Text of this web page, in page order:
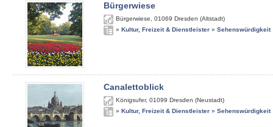
Bürgerwiese
Bürgerwiese 01069 Dresden (Altstadt)
» Kultur, Freizeit & Dienstleister » Sehenswürdigkeit
Canalettoblick
Königsufer, 01099 Dresden (Neustadt)
» Kultur, Freizeit & Dienstleister » Sehenswürdigkeit